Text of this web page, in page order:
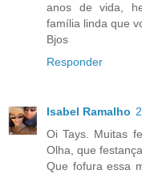
anos de vida,
família linda que
Bjos
Responder
Isabel Ramalho
Oi Tays. Muitas
Olha, que
Que fofura essa